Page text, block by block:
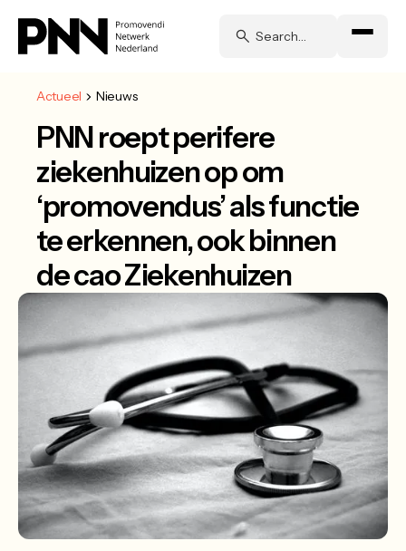
Actueel Nieuws
PNN roept perifere
ziekenhuizen op om
‘promovendus’ als functie
te erkennen, ook binnen
de cao Ziekenhuizen